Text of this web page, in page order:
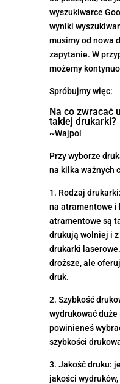
wyszukiwarce
wyniki
musimy od nowa
zapytanie. W
możemy
Spróbujmy więc:
Na co zwracać
takiej drukarki?
~Wajpol
Przy wyborze
na kilka ważnych
1. Rodzaj
na atramentowe i
atramentowe są
drukują wolniej i
drukarki
droższe, ale
druk.
2. Szybkość
wydrukować
powinieneś
szybkości
3. Jakość druku:
jakości